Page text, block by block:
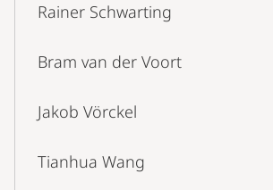
Rainer Schwarting
Bram van der Voort
Jakob Vörckel
Tianhua Wang